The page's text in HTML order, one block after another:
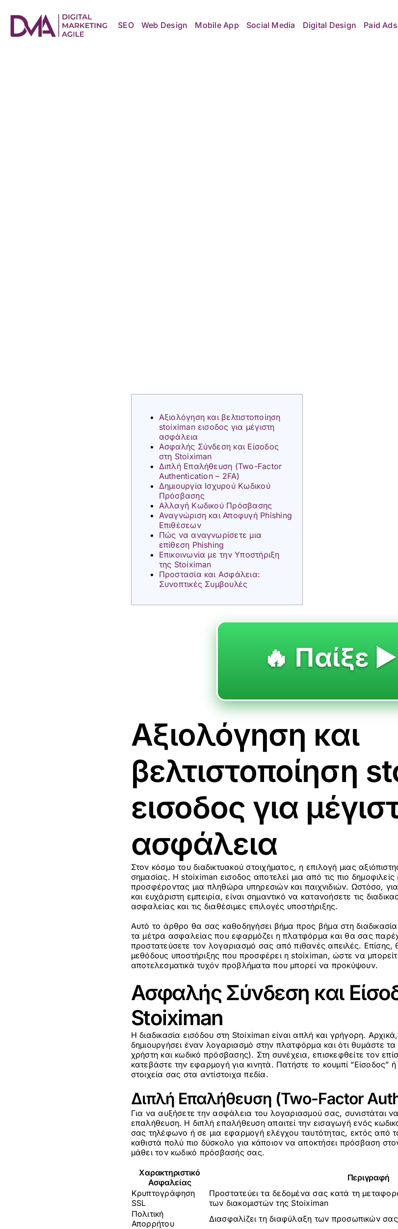
content
SEO Web Design Mobile App Social Media Digital Design Paid Ads
Αξιολόγηση και βελτιστοποίηση
stoiximan εισοδος για μέγιστη
ασφάλεια
Ασφαλής Σύνδεση και Είσοδος
στη Stoiximan
Διπλή Επαλήθευση (Two-Factor
Authentication – 2FA)
Δημιουργία Ισχυρού Κωδικού
Πρόσβασης
Αλλαγή Κωδικού Πρόσβασης
Αναγνώριση και Αποφυγή Phishing
Επιθέσεων
Πώς να αναγνωρίσετε μια
επίθεση Phishing
Επικοινωνία με την Υποστήριξη
της Stoiximan
Προστασία και Ασφάλεια:
Συνοπτικές Συμβουλές
🔥 Παίξε ▶️
Αξιολόγηση και
βελτιστοποίηση
εισοδος για
ασφάλεια
Στον κόσμο του διαδικτυακού στοιχήματος, η επιλογή μιας
σημασίας. Η stoiximan εισοδος αποτελεί μια από τις πιο
προσφέροντας μια πληθώρα υπηρεσιών και παιχνιδιών. Ωστόσο,
και ευχάριστη εμπειρία, είναι σημαντικό να κατανοήσετε τις
ασφαλείας και τις διαθέσιμες επιλογές υποστήριξης.
Αυτό το άρθρο θα σας καθοδηγήσει βήμα προς βήμα στη διαδικασία
τα μέτρα ασφαλείας που εφαρμόζει η πλατφόρμα και θα σας
προστατεύσετε τον λογαριασμό σας από πιθανές απειλές. Επίσης,
μεθόδους υποστήριξης που προσφέρει η stoiximan, ώστε να
αποτελεσματικά τυχόν προβλήματα που μπορεί να προκύψουν.
Ασφαλής Σύνδεση και
Stoiximan
Η διαδικασία εισόδου στη Stoiximan είναι απλή και γρήγορη.
δημιουργήσει έναν λογαριασμό στην πλατφόρμα και ότι θυμάστε
χρήστη και κωδικό πρόσβασης). Στη συνέχεια, επισκεφθείτε τον
κατεβάστε την εφαρμογή για κινητά. Πατήστε το κουμπί “Είσοδος”
στοιχεία σας στα αντίστοιχα πεδία.
Διπλή Επαλήθευση (Two-Factor
Για να αυξήσετε την ασφάλεια του λογαριασμού σας, συνιστάται
επαλήθευση. Η διπλή επαλήθευση απαιτεί την εισαγωγή ενός
σας τηλέφωνο ή σε μια εφαρμογή ελέγχου ταυτότητας, εκτός από
καθιστά πολύ πιο δύσκολο για κάποιον να αποκτήσει πρόσβαση
μάθει τον κωδικό πρόσβασής σας.
Χαρακτηριστικό
Ασφαλείας
Περιγραφή
Κρυπτογράφηση
SSL
Προστατεύει τα δεδομένα σας κατά τη
των διακομιστών της Stoiximan
Πολιτική
Απορρήτου
Διασφαλίζει τη διαφύλαξη των προσωπικών